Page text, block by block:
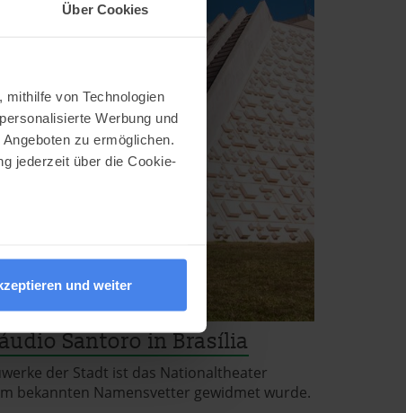
Über Cookies
von Technologien
Werbung und
zu ermöglichen.
jederzeit über die Cookie-
Präferenzen im
zu verbessern
und weiter
Santoro in Brasília
der Stadt ist das Nationaltheater
bekannten Namensvetter gewidmet wurde.